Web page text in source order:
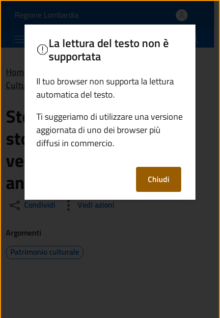
Sto facendo una
Regione Lombardia(apre in un'altra scheda).
Comune di Ponte di Legno
Home
Cultura e tempo libero
Sto facendo una ricerca
storica: come posso
vedere i documenti più
antichi del Comune?
Condividi Vedi azioni
La lettura del testo non è
supportata
Il tuo browser non supporta la lettura
automatica del testo.
Ti suggeriamo di utilizzare una versione
aggiornata di uno dei browser più
diffusi in commercio.
Chiudi
Argomenti
Patrimonio culturale